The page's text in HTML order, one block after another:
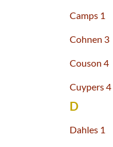
Camps 1
Cohnen 3
Couson 4
Cuypers 4
D
Dahles 1